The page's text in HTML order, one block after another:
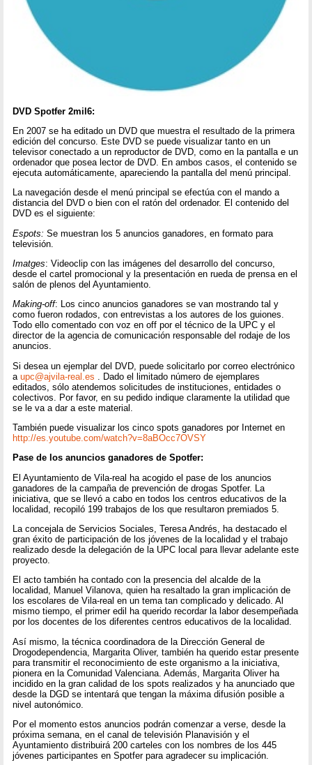
DVD Spotfer 2mil6:
En 2007 se ha editado un DVD que muestra el resultado de la primera
edición del concurso. Este DVD se puede visualizar tanto en un
televisor conectado a un reproductor de DVD, como en la pantalla e un
ordenador que posea lector de DVD. En ambos casos, el contenido se
ejecuta automáticamente, apareciendo la pantalla del menú principal.
La navegación desde el menú principal se efectúa con el mando a
distancia del DVD o bien con el ratón del ordenador. El contenido del
DVD es el siguiente:
Espots: Se muestran los 5 anuncios ganadores, en formato para
televisión.
Imatges: Videoclip con las imágenes del desarrollo del concurso,
desde el cartel promocional y la presentación en rueda de prensa en el
salón de plenos del Ayuntamiento.
Making-off: Los cinco anuncios ganadores se van mostrando tal y
como fueron rodados, con entrevistas a los autores de los guiones.
Todo ello comentado con voz en off por el técnico de la UPC y el
director de la agencia de comunicación responsable del rodaje de los
anuncios.
Si desea un ejemplar del DVD, puede solicitarlo por correo electrónico
aupc@ajvila-real.es . Dado el limitado número de ejemplares
editados, sólo atendemos solicitudes de instituciones, entidades o
colectivos. Por favor, en su pedido indique claramente la utilidad que
se le va a dar a este material.
También puede visualizar los cinco spots ganadores por Internet en
http://es.youtube.com/watch?v=8aBOcc7OVSY
Pase de los anuncios ganadores de Spotfer:
El Ayuntamiento de Vila-real ha acogido el pase de los anuncios
ganadores de la campaña de prevención de drogas Spotfer. La
iniciativa, que se llevó a cabo en todos los centros educativos de la
localidad, recopiló 199 trabajos de los que resultaron premiados 5.
La concejala de Servicios Sociales, Teresa Andrés, ha destacado el
gran éxito de participación de los jóvenes de la localidad y el trabajo
realizado desde la delegación de la UPC local para llevar adelante este
proyecto.
El acto también ha contado con la presencia del alcalde de la
localidad, Manuel Vilanova, quien ha resaltado la gran implicación de
los escolares de Vila-real en un tema tan complicado y delicado. Al
mismo tiempo, el primer edil ha querido recordar la labor desempeñada
por los docentes de los diferentes centros educativos de la localidad.
Así mismo, la técnica coordinadora de la Dirección General de
Drogodependencia, Margarita Oliver, también ha querido estar presente
para transmitir el reconocimiento de este organismo a la iniciativa,
pionera en la Comunidad Valenciana. Además, Margarita Oliver ha
incidido en la gran calidad de los spots realizados y ha anunciado que
desde la DGD se intentará que tengan la máxima difusión posible a
nivel autonómico.
Por el momento estos anuncios podrán comenzar a verse, desde la
próxima semana, en el canal de televisión Planavisión y el
Ayuntamiento distribuirá 200 carteles con los nombres de los 445
jóvenes participantes en Spotfer para agradecer su implicación.